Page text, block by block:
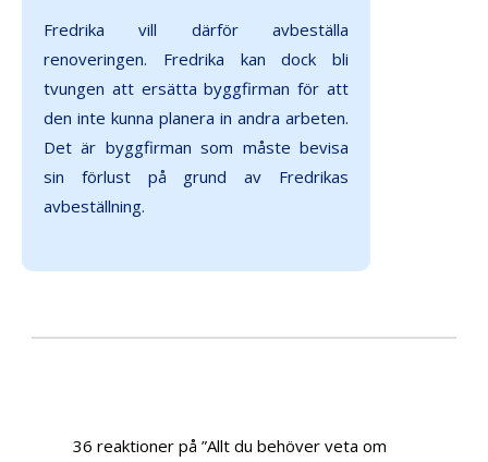
Fredrika vill därför avbeställa
renoveringen. Fredrika kan dock bli
tvungen att ersätta byggfirman för att
den inte kunna planera in andra arbeten.
Det är byggfirman som måste bevisa
sin förlust på grund av Fredrikas
avbeställning.
36 reaktioner på ”Allt du behöver veta om